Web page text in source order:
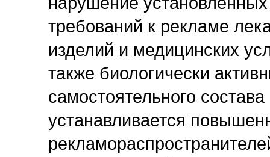
требований к рекламе
изделий и медицинских
также биологически
самостоятельного
устанавливается